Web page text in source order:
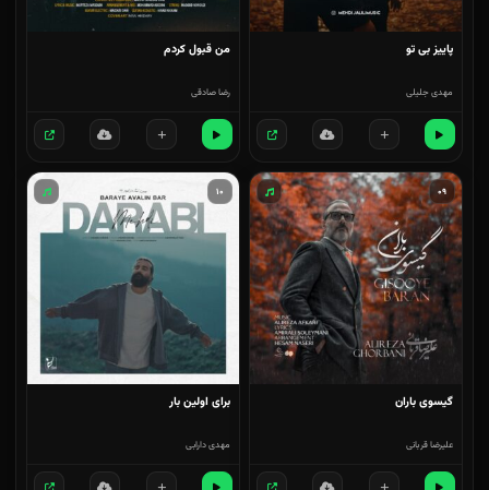
پاییز بی تو
مهدی جلیلی
من قبول کردم
رضا صادقی
۰۹
گیسوی باران
علیرضا قربانی
۱۰
برای اولین بار
مهدی دارابی